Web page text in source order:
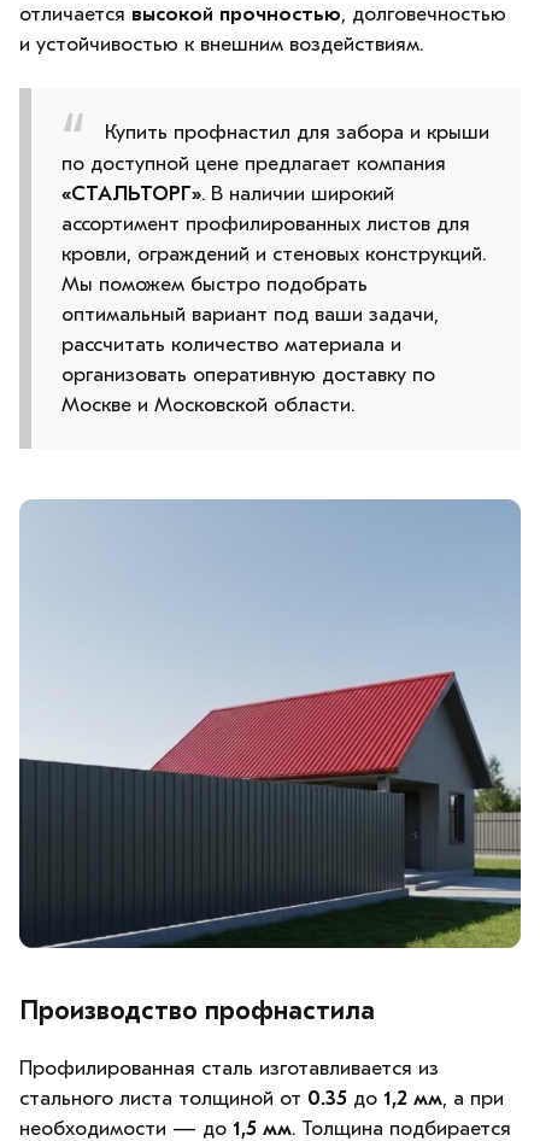
отличается высокой прочностью , долговечностью
и устойчивостью к внешним воздействиям.
Купить профнастил для забора и крыши
по доступной цене предлагает компания
«СТАЛЬТОРГ». В наличии широкий
ассортимент профилированных листов для
кровли, ограждений и стеновых конструкций.
Мы поможем быстро подобрать
оптимальный вариант под ваши задачи,
рассчитать количество материала и
организовать оперативную доставку по
Москве и Московской области.
Производство профнастила
Профилированная сталь изготавливается из
стального листа толщиной от 0.35 до 1,2 мм , а при
необходимости — до 1,5 мм. Толщина подбирается